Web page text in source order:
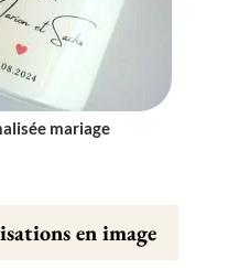
mariage
en image